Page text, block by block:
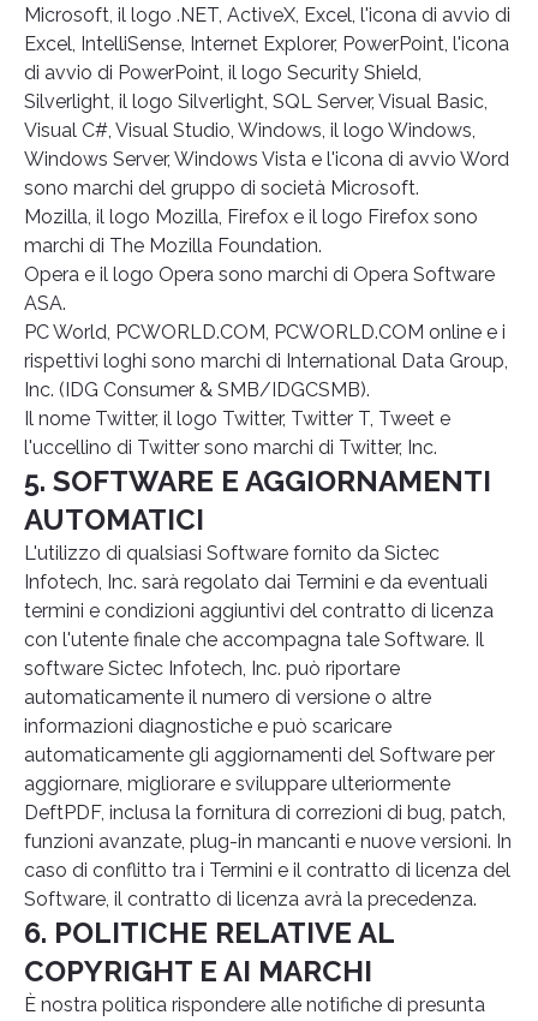
Microsoft, il logo .NET, ActiveX, Excel, l'icona di avvio di
Excel, IntelliSense, Internet Explorer, PowerPoint, l'icona
di avvio di PowerPoint, il logo Security Shield,
Silverlight, il logo Silverlight, SQL Server, Visual Basic,
Visual C#, Visual Studio, Windows, il logo Windows,
Windows Server, Windows Vista e l'icona di avvio Word
sono marchi del gruppo di società Microsoft.
Mozilla, il logo Mozilla, Firefox e il logo Firefox sono
marchi di The Mozilla Foundation.
Opera e il logo Opera sono marchi di Opera Software
ASA.
PC World, PCWORLD.COM, PCWORLD.COM online e i
rispettivi loghi sono marchi di International Data Group,
Inc. (IDG Consumer & SMB/IDGCSMB).
Il nome Twitter, il logo Twitter, Twitter T, Tweet e
l'uccellino di Twitter sono marchi di Twitter, Inc.
5. SOFTWARE E AGGIORNAMENTI
AUTOMATICI
L'utilizzo di qualsiasi Software fornito da Sictec
Infotech, Inc. sarà regolato dai Termini e da eventuali
termini e condizioni aggiuntivi del contratto di licenza
con l'utente finale che accompagna tale Software. Il
software Sictec Infotech, Inc. può riportare
automaticamente il numero di versione o altre
informazioni diagnostiche e può scaricare
automaticamente gli aggiornamenti del Software per
aggiornare, migliorare e sviluppare ulteriormente
DeftPDF, inclusa la fornitura di correzioni di bug, patch,
funzioni avanzate, plug-in mancanti e nuove versioni. In
caso di conflitto tra i Termini e il contratto di licenza del
Software, il contratto di licenza avrà la precedenza.
6. POLITICHE RELATIVE AL
COPYRIGHT E AI MARCHI
È nostra politica rispondere alle notifiche di presunta